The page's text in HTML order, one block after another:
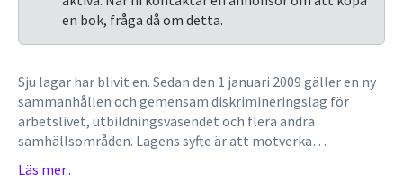
en bok, fråga då om detta.
Sju lagar har blivit en. Sedan den 1 januari 2009 gäller en ny
sammanhållen och gemensam diskrimineringslag för
arbetslivet, utbildningsväsendet och flera andra
samhällsområden. Lagens syfte är att motverka
diskriminering och främja likabehandling oavsett kön,
könsöverskridande identitet eller uttryck, etnisk
Läs mer..